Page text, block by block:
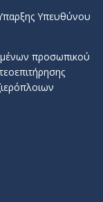
Υπευθύνου
προσωπικού